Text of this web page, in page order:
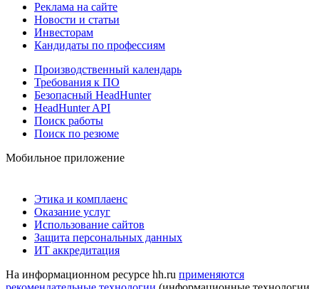
Реклама на сайте
Новости и статьи
Инвесторам
Кандидаты по профессиям
Производственный календарь
Требования к ПО
Безопасный HeadHunter
HeadHunter API
Поиск работы
Поиск по резюме
Мобильное приложение
Этика и комплаенс
Оказание услуг
Использование сайтов
Защита персональных данных
ИТ аккредитация
На информационном ресурсе hh.ru применяются